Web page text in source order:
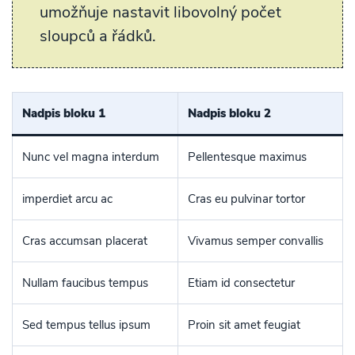
umožňuje nastavit libovolný počet
sloupců a řádků.
Nadpis bloku 1 Nadpis bloku 2
Nunc vel magna interdum Pellentesque maximus
imperdiet arcu ac Cras eu pulvinar tortor
Cras accumsan placerat Vivamus semper convallis
Nullam faucibus tempus Etiam id consectetur
Sed tempus tellus ipsum Proin sit amet feugiat